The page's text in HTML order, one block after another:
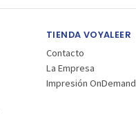
TIENDA VOYALEER
Contacto
La Empresa
Impresión OnDemand